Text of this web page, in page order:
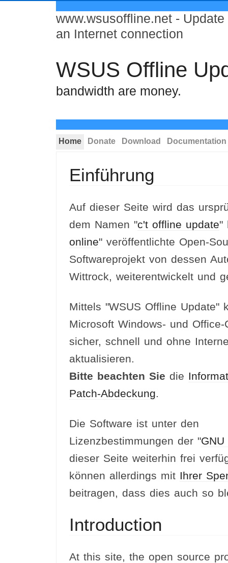
www.wsusoffline.net -
an Internet connection
WSUS Offline
bandwidth are money.
Home Donate Download Documentation
Einführung
Auf dieser Seite wird das
dem Namen "c't offline update"
online" veröffentlichte Open-
Softwareprojekt von dessen
Wittrock, weiterentwickelt und
Mittels "WSUS Offline Update"
Microsoft Windows- und Office-
sicher, schnell und ohne
aktualisieren.
Bitte beachten Sie die
Patch-Abdeckung.
Die Software ist unter den
Lizenzbestimmungen der "GNU
dieser Seite weiterhin frei
können allerdings mit Ihrer
beitragen, dass dies auch so
Introduction
At this site, the open source